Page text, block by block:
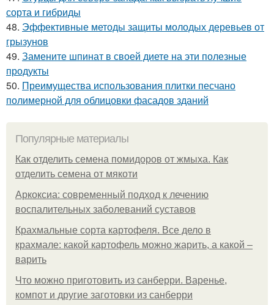
сорта и гибриды
48. Эффективные методы защиты молодых деревьев от
грызунов
49. Замените шпинат в своей диете на эти полезные
продукты
50. Преимущества использования плитки песчано
полимерной для облицовки фасадов зданий
Популярные материалы
Как отделить семена помидоров от жмыха. Как
отделить семена от мякоти
Аркоксиа: современный подход к лечению
воспалительных заболеваний суставов
Крахмальные сорта картофеля. Все дело в
крахмале: какой картофель можно жарить, а какой –
варить
Что можно приготовить из санберри. Варенье,
компот и другие заготовки из санберри